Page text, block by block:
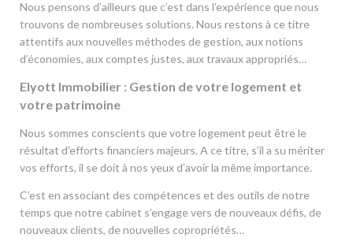
Nous pensons d’ailleurs que c’est dans l’expérience que nous
trouvons de nombreuses solutions. Nous restons à ce titre
attentifs aux nouvelles méthodes de gestion, aux notions
d’économies, aux comptes justes, aux travaux appropriés…
Elyott Immobilier : Gestion de votre logement et
votre patrimoine
Nous sommes conscients que votre logement peut être le
résultat d’efforts financiers majeurs. A ce titre, s’il a su mériter
vos efforts, il se doit à nos yeux d’avoir la même importance.
C’est en associant des compétences et des outils de notre
temps que notre cabinet s’engage vers de nouveaux défis, de
nouveaux clients, de nouvelles copropriétés…